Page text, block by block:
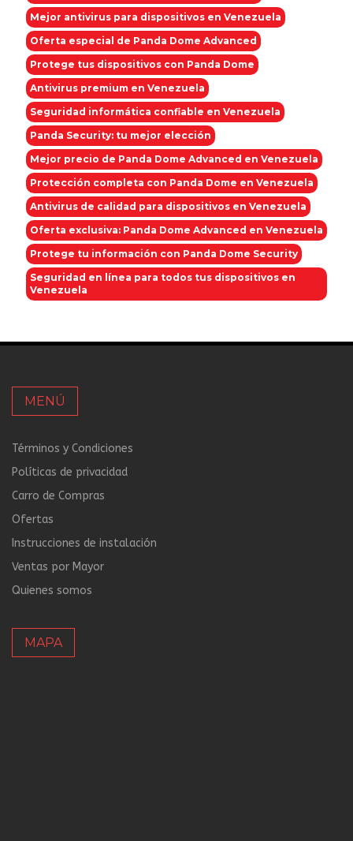
Mejor antivirus para dispositivos en Venezuela
Oferta especial de Panda Dome Advanced
Protege tus dispositivos con Panda Dome
Antivirus premium en Venezuela
Seguridad informática confiable en Venezuela
Panda Security: tu mejor elección
Mejor precio de Panda Dome Advanced en Venezuela
Protección completa con Panda Dome en Venezuela
Antivirus de calidad para dispositivos en Venezuela
Oferta exclusiva: Panda Dome Advanced en Venezuela
Protege tu información con Panda Dome Security
Seguridad en línea para todos tus dispositivos en
Venezuela
MENÚ
Términos y Condiciones
Políticas de privacidad
Carro de Compras
Ofertas
Instrucciones de instalación
Ventas por Mayor
Quienes somos
MAPA